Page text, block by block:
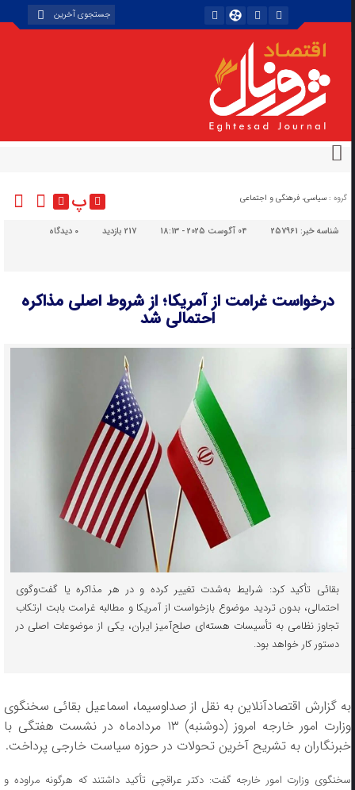
گروه : سیاسی، فرهنگی و اجتماعی پ
شناسه خبر:257961 04 آگوست 2025 - 18:13 217 بازدید دیدگاه
درخواست غرامت از آمریکا؛ از شروط اصلی مذاکره
احتمالی شد
بقائی تأکید کرد: شرایط به‌شدت تغییر کرده و در هر مذاکره یا گفت‌وگوی
احتمالی، بدون تردید موضوع بازخواست از آمریکا و مطالبه غرامت بابت ارتکاب
تجاوز نظامی به تأسیسات هسته‌ای صلح‌آمیز ایران، یکی از موضوعات اصلی در
دستور کار خواهد بود.
به گزارش اقتصادآنلاین به نقل از صداوسیما، اسماعیل بقائی سخنگوی
وزارت امور خارجه امروز (دوشنبه) ۱۳ مردادماه در نشست هفتگی با
خبرنگاران به تشریح آخرین تحولات در حوزه سیاست خارجی پرداخت.
سخنگوی وزارت امور خارجه گفت: دکتر عراقچی تأکید داشتند که هرگونه مراوده و